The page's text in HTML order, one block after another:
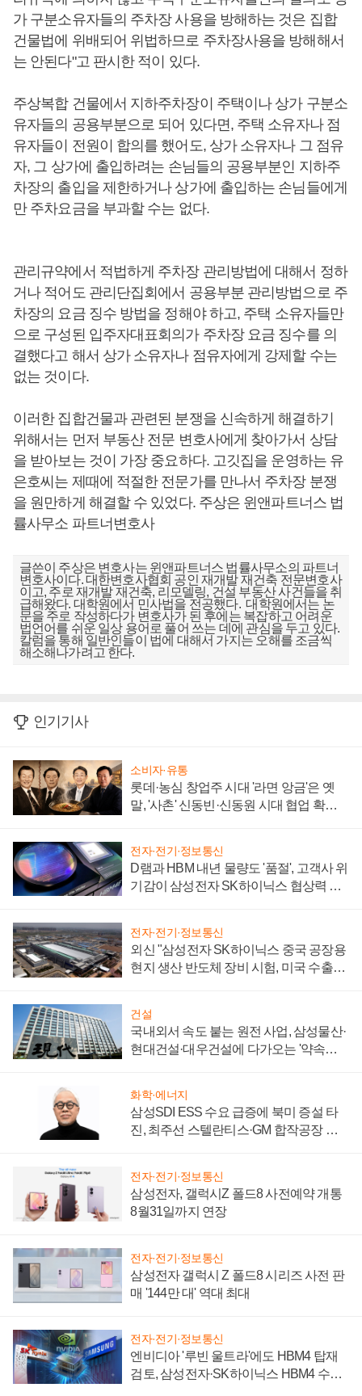
가 구분소유자들의 주차장 사용을 방해하는 것은 집합
건물법에 위배되어 위법하므로 주차장사용을 방해해서
는 안된다"고 판시한 적이 있다.
주상복합 건물에서 지하주차장이 주택이나 상가 구분소
유자들의 공용부분으로 되어 있다면, 주택 소유자나 점
유자들이 전원이 합의를 했어도, 상가 소유자나 그 점유
자, 그 상가에 출입하려는 손님들의 공용부분인 지하주
차장의 출입을 제한하거나 상가에 출입하는 손님들에게
만 주차요금을 부과할 수는 없다.
관리규약에서 적법하게 주차장 관리방법에 대해서 정하
거나 적어도 관리단집회에서 공용부분 관리방법으로 주
차장의 요금 징수 방법을 정해야 하고, 주택 소유자들만
으로 구성된 입주자대표회의가 주차장 요금 징수를 의
결했다고 해서 상가 소유자나 점유자에게 강제할 수는
없는 것이다.
이러한 집합건물과 관련된 분쟁을 신속하게 해결하기
위해서는 먼저 부동산 전문 변호사에게 찾아가서 상담
을 받아보는 것이 가장 중요하다. 고깃집을 운영하는 유
은호씨는 제때에 적절한 전문가를 만나서 주차장 분쟁
을 원만하게 해결할 수 있었다. 주상은 윈앤파트너스 법
률사무소 파트너변호사
글쓴이 주상은 변호사는 윈앤파트너스 법률사무소의 파트너
변호사이다. 대한변호사협회 공인 재개발 재건축 전문변호사
이고, 주로 재개발 재건축, 리모델링, 건설 부동산 사건들을 취
급해왔다. 대학원에서 민사법을 전공했다. 대학원에서는 논
문을 주로 작성하다가 변호사가 된 후에는 복잡하고 어려운
법언어를 쉬운 일상 용어로 풀어 쓰는 데에 관심을 두고 있다.
칼럼을 통해 일반인들이 법에 대해서 가지는 오해를 조금씩
해소해나가려고 한다.
인기기사
소비자·유통
롯데·농심 창업주 시대 '라면 앙금'은 옛
말, '사촌' 신동빈·신동원 시대 협업 확대
전자·전기·정보통신
D램과 HBM 내년 물량도 '품절', 고객사 위
기감이 삼성전자 SK하이닉스 협상력 더
전자·전기·정보통신
외신 "삼성전자 SK하이닉스 중국 공장용
현지 생산 반도체 장비 시험, 미국 수출통
건설
국내외서 속도 붙는 원전 사업, 삼성물산·
현대건설·대우건설에 다가오는 '약속의
화학·에너지
삼성SDI ESS 수요 급증에 북미 증설 타
진, 최주선 스텔란티스·GM 합작공장 건
전자·전기·정보통신
삼성전자, 갤럭시Z 폴드8 사전예약 개통
8월31일까지 연장
전자·전기·정보통신
삼성전자 갤럭시 Z 폴드8 시리즈 사전 판
매 '144만 대' 역대 최대
전자·전기·정보통신
엔비디아 '루빈 울트라'에도 HBM4 탑재
검토, 삼성전자·SK하이닉스 HBM4 수율